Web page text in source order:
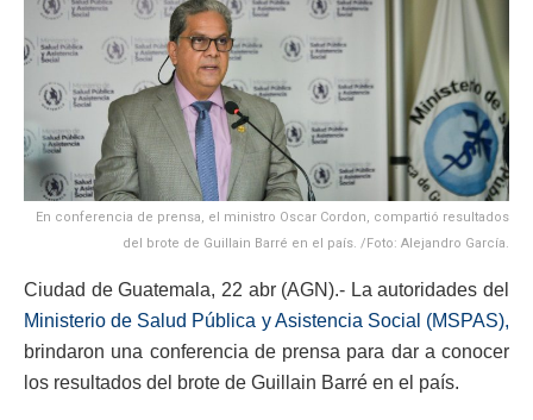
En conferencia de prensa, el ministro Oscar Cordon, compartió resultados
del brote de Guillain Barré en el país. /Foto: Alejandro García.
Ciudad de Guatemala, 22 abr (AGN).- La autoridades del
Ministerio de Salud Pública y Asistencia Social (MSPAS),
brindaron una conferencia de prensa para dar a conocer
los resultados del brote de Guillain Barré en el país.